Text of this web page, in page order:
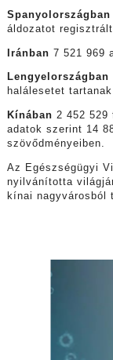
Spanyolországban
áldozatot
Iránban 7 521 969
Lengyelországban
halálesetet
Kínában 2 452
adatok szerint 14
szövődményeiben.
Az Egészségügyi
nyilvánította
kínai nagyvárosból